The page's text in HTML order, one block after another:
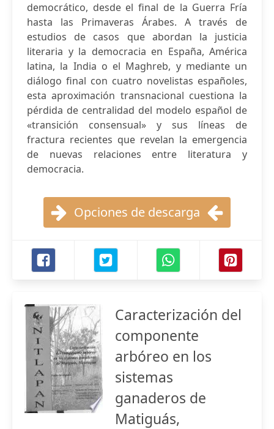
democrático, desde el final de la Guerra Fría
hasta las Primaveras Árabes. A través de
estudios de casos que abordan la justicia
literaria y la democracia en España, América
latina, la India o el Maghreb, y mediante un
diálogo final con cuatro novelistas españoles,
esta aproximación transnacional cuestiona la
pérdida de centralidad del modelo español de
«transición consensual» y sus líneas de
fractura recientes que revelan la emergencia
de nuevas relaciones entre literatura y
democracia.
Opciones de descarga
Caracterización del
componente
arbóreo en los
sistemas
ganaderos de
Matiguás,